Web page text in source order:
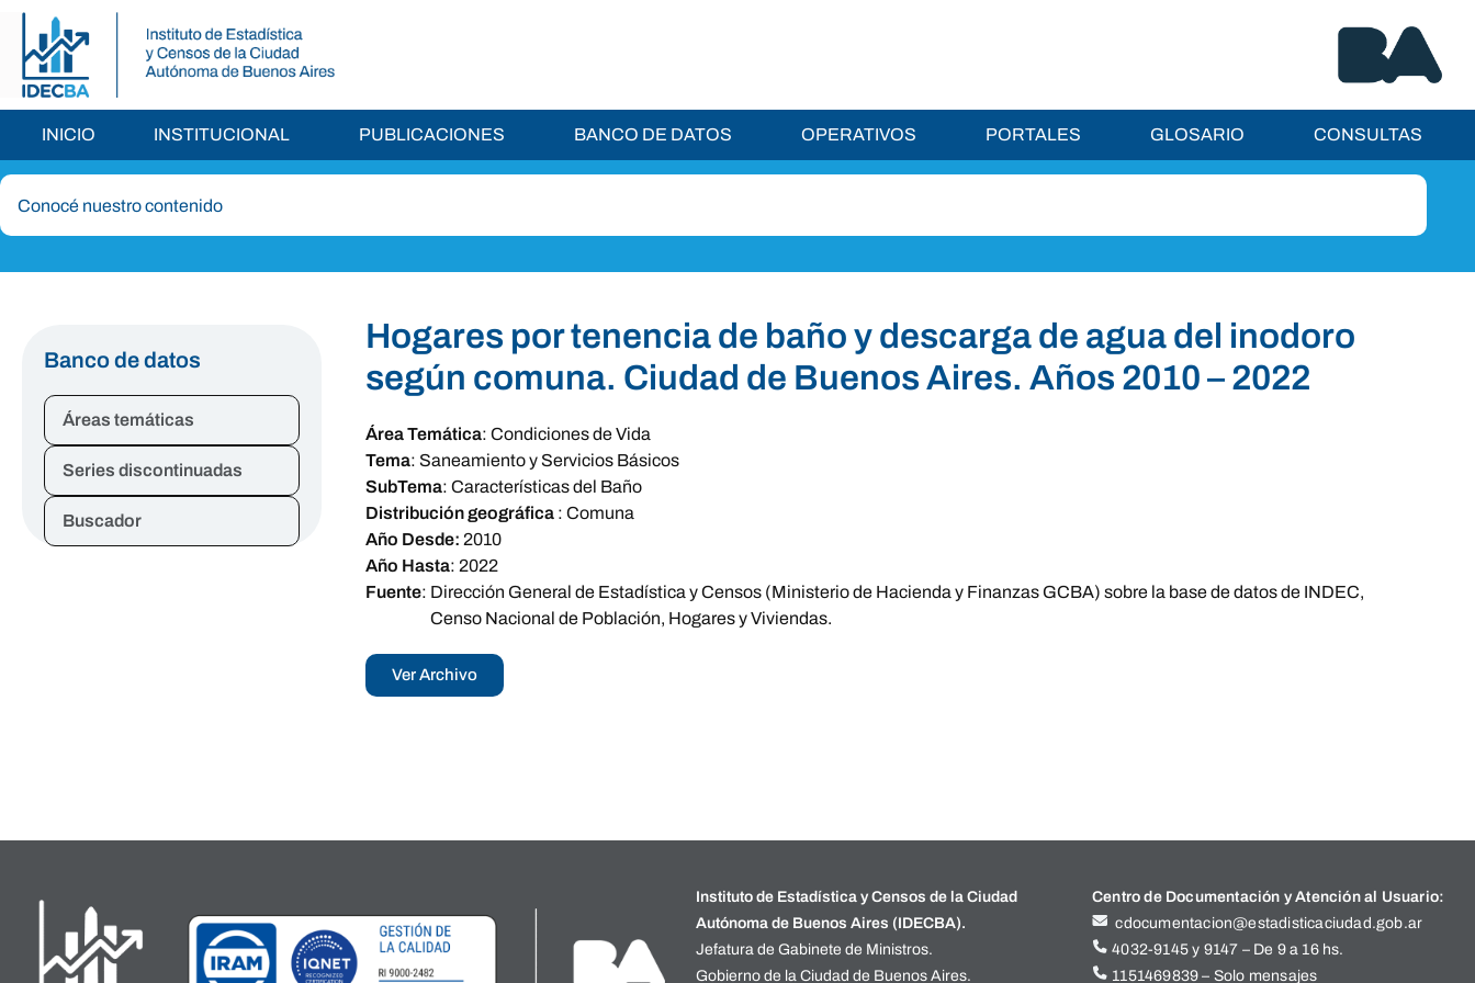
INICIO INSTITUCIONAL PUBLICACIONES BANCO DE DATOS OPERATIVOS PORTALES GLOSARIO CONSULTAS
Banco de datos
Áreas temáticas
Series discontinuadas
Buscador
Hogares por tenencia de baño y descarga de agua del inodoro
según comuna. Ciudad de Buenos Aires. Años 2010 – 2022
Área Temática: Condiciones de Vida
Tema: Saneamiento y Servicios Básicos
SubTema: Características del Baño
Distribución geográfica : Comuna
Año Desde: 2010
Año Hasta: 2022
Fuente: Dirección General de Estadística y Censos (Ministerio de Hacienda y Finanzas GCBA) sobre la base de datos de INDEC,
Censo Nacional de Población, Hogares y Viviendas.
Ver Archivo
Instituto de Estadística y Censos de la Ciudad
Autónoma de Buenos Aires (IDECBA).
Jefatura de Gabinete de Ministros.
Gobierno de la Ciudad de Buenos Aires.
Centro de Documentación y Atención al Usuario:
cdocumentacion@estadisticaciudad.gob.ar
4032-9145 y 9147 – De 9 a 16 hs.
1151469839 – Solo mensajes